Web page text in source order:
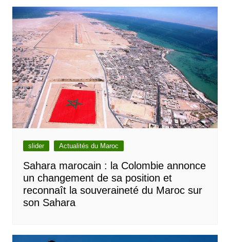
l’article
slider Actualités du Maroc
Sahara marocain : la Colombie annonce
un changement de sa position et
reconnaît la souveraineté du Maroc sur
son Sahara